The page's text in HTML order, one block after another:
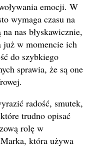
emocji. W
wymaga czasu na
nas błyskawicznie,
już w momencie ich
do szybkiego
sprawia, że są one
radość, smutek,
trudno opisać
rolę w
która używa